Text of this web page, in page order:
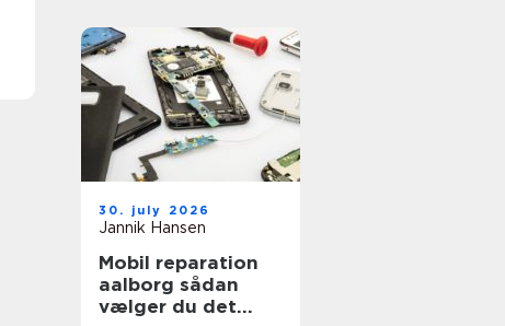
30. july 2026
Jannik Hansen
Mobil reparation
aalborg sådan
vælger du det